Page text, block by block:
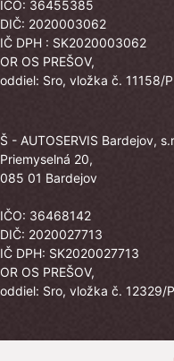
IČO: 36455385
DIČ: 2020003062
IČ DPH : SK2020003062
OR OS PREŠOV,
oddiel: Sro, vložka č. 11158/P
Š - AUTOSERVIS Bardejov,
Priemyselná 20,
085 01 Bardejov
IČO: 36468142
DIČ: 2020027713
IČ DPH: SK2020027713
OR OS PREŠOV,
oddiel: Sro, vložka č. 12329/P